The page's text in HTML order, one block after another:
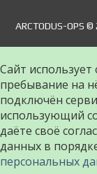
ARCTODUS-OPS ©
Сайт
пребывание на
подключён
использующий
даёте своё
данных в
персональных